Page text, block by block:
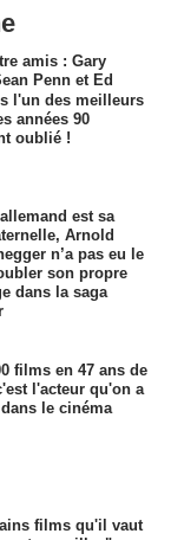
amis : Gary
Penn et Ed
l'un des meilleurs
années 90
oublié !
est sa
Arnold
n’a pas eu le
son propre
dans la saga
films en 47 ans de
l'acteur qu'on a
le cinéma
films qu'il vaut